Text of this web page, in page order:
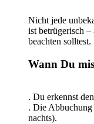
Nicht jede
ist betrügerisch
beachten solltest.
Wann Du
. Du erkennst
. Die
nachts).